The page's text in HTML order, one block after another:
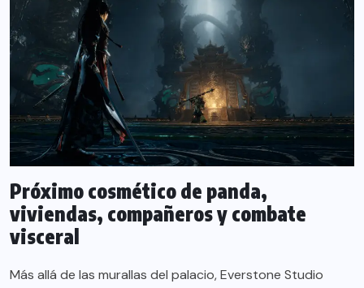
Próximo cosmético de panda,
viviendas, compañeros y combate
visceral
Más allá de las murallas del palacio, Everstone Studio